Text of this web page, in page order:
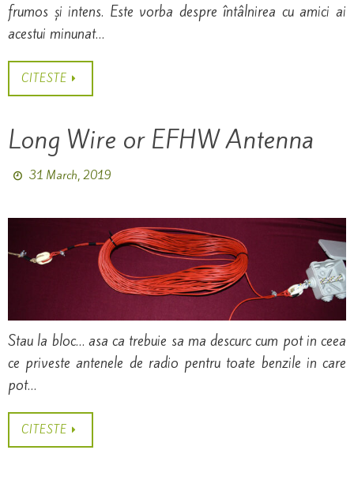
frumos și intens. Este vorba despre întâlnirea cu amici ai
acestui minunat…
CITESTE
Long Wire or EFHW Antenna
31 March, 2019
Stau la bloc… asa ca trebuie sa ma descurc cum pot in ceea
ce priveste antenele de radio pentru toate benzile in care
pot…
CITESTE